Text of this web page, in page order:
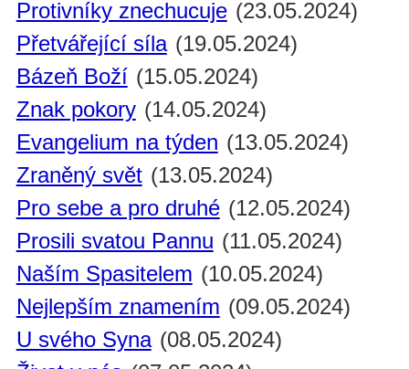
Protivníky znechucuje (23.05.2024)
Přetvářející síla (19.05.2024)
Bázeň Boží (15.05.2024)
Znak pokory (14.05.2024)
Evangelium na týden (13.05.2024)
Zraněný svět (13.05.2024)
Pro sebe a pro druhé (12.05.2024)
Prosili svatou Pannu (11.05.2024)
Naším Spasitelem (10.05.2024)
Nejlepším znamením (09.05.2024)
U svého Syna (08.05.2024)